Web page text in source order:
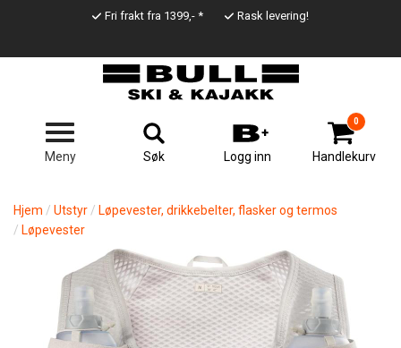
Line
Fri frakt fra 1399,- * Rask levering!
Meny Søk Logg inn Handlekurv
0
Hjem Utstyr
Løpevester, drikkebelter, flasker og termos
Løpevester